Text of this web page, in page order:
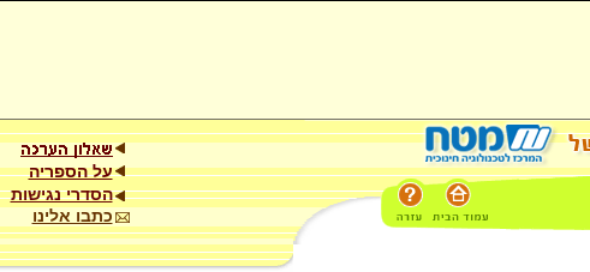
על הספריה
הסדרי נגישות
כתבו אלינו